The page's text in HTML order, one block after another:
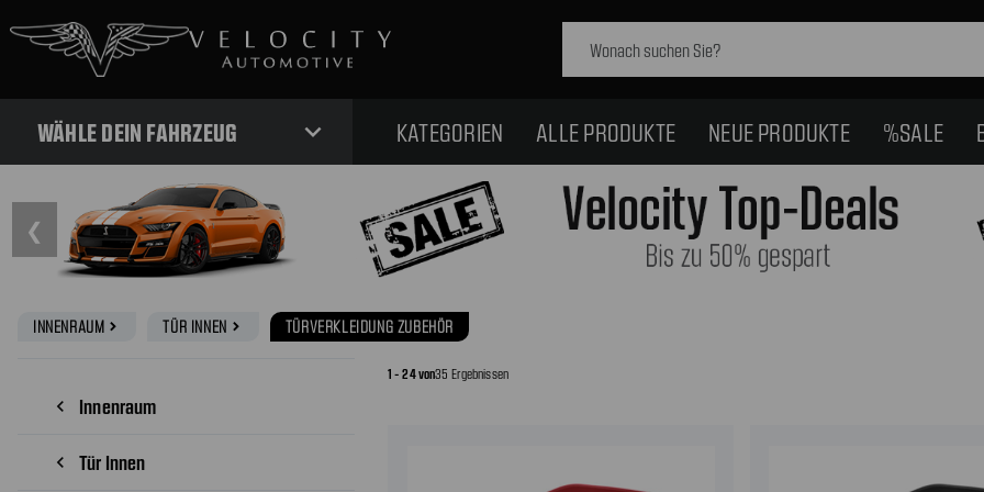
WÄHLE DEIN FAHRZEUG expand_more KATEGORIEN ALLE PRODUKTE NEUE PRODUKTE %SALE
❮
INNENRAUM navigate_next TÜR INNEN navigate_next TÜRVERKLEIDUNG ZUBEHÖR
navigate_before Innenraum
navigate_before Tür Innen
1 - 24 von35 Ergebnissen